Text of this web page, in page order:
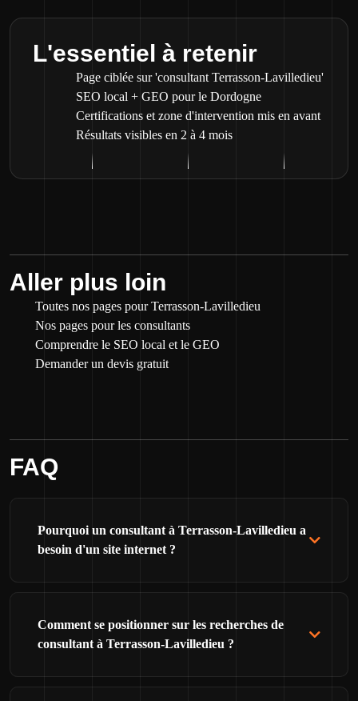
L'essentiel à retenir
Page ciblée sur 'consultant Terrasson-Lavilledieu'
SEO local + GEO pour le Dordogne
Certifications et zone d'intervention mis en avant
Résultats visibles en 2 à 4 mois
Aller plus loin
Toutes nos pages pour Terrasson-Lavilledieu
Nos pages pour les consultants
Comprendre le SEO local et le GEO
Demander un devis gratuit
FAQ
Pourquoi un consultant à Terrasson-Lavilledieu a
besoin d'un site internet ?
Comment se positionner sur les recherches de
consultant à Terrasson-Lavilledieu ?